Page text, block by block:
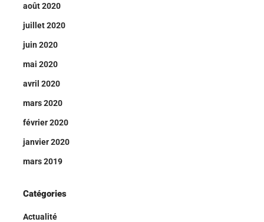
août 2020
juillet 2020
juin 2020
mai 2020
avril 2020
mars 2020
février 2020
janvier 2020
mars 2019
Catégories
Actualité